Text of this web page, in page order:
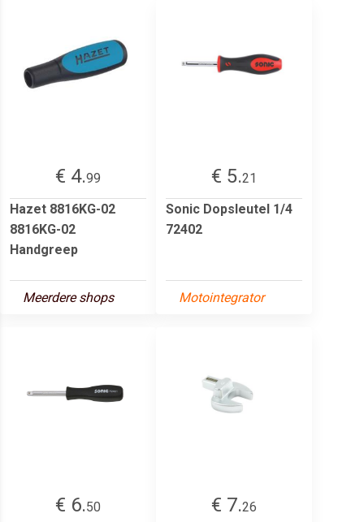
€ 4.99
Hazet 8816KG-02
8816KG-02
Handgreep
Meerdere shops
€ 5.21
Sonic Dopsleutel 1/4
72402
Motointegrator
€ 6.50
€ 7.26